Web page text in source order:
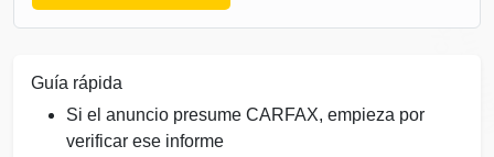
Autocheck
Guía rápida
Si el anuncio presume CARFAX, empieza por
verificar ese informe